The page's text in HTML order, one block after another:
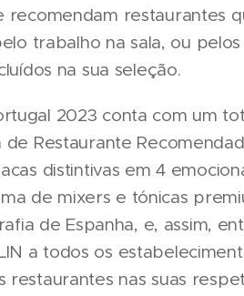
restaurantes
trabalho na sala, ou
na sua seleção.
2023 conta com um
Restaurante
distintivas em 4
de mixers e tónicas
de Espanha, e, assim,
a todos os
nas suas